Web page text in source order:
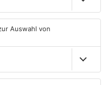
Neue Sperrungen rund um
Biebergemünd